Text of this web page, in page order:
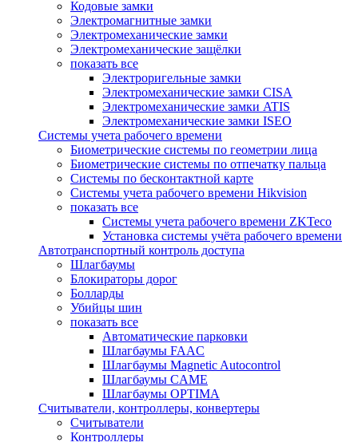
Кодовые замки
Электромагнитные замки
Электромеханические замки
Электромеханические защёлки
показать все
Электроригельные замки
Электромеханические замки CISA
Электромеханические замки ATIS
Электромеханические замки ISEO
Системы учета рабочего времени
Биометрические системы по геометрии лица
Биометрические системы по отпечатку пальца
Системы по бесконтактной карте
Системы учета рабочего времени Hikvision
показать все
Системы учета рабочего времени ZKTeco
Установка системы учёта рабочего времени
Автотранспортный контроль доступа
Шлагбаумы
Блокираторы дорог
Болларды
Убийцы шин
показать все
Автоматические парковки
Шлагбаумы FAAC
Шлагбаумы Magnetic Autocontrol
Шлагбаумы CAME
Шлагбаумы OPTIMA
Считыватели, контроллеры, конвертеры
Считыватели
Контроллеры